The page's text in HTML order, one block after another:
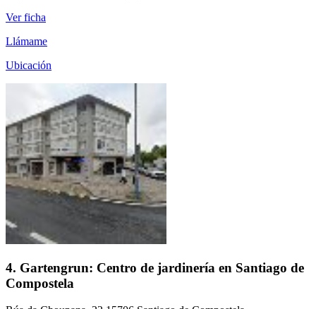
Ver ficha
Llámame
Ubicación
4. Gartengrun: Centro de jardinería en Santiago de
Compostela